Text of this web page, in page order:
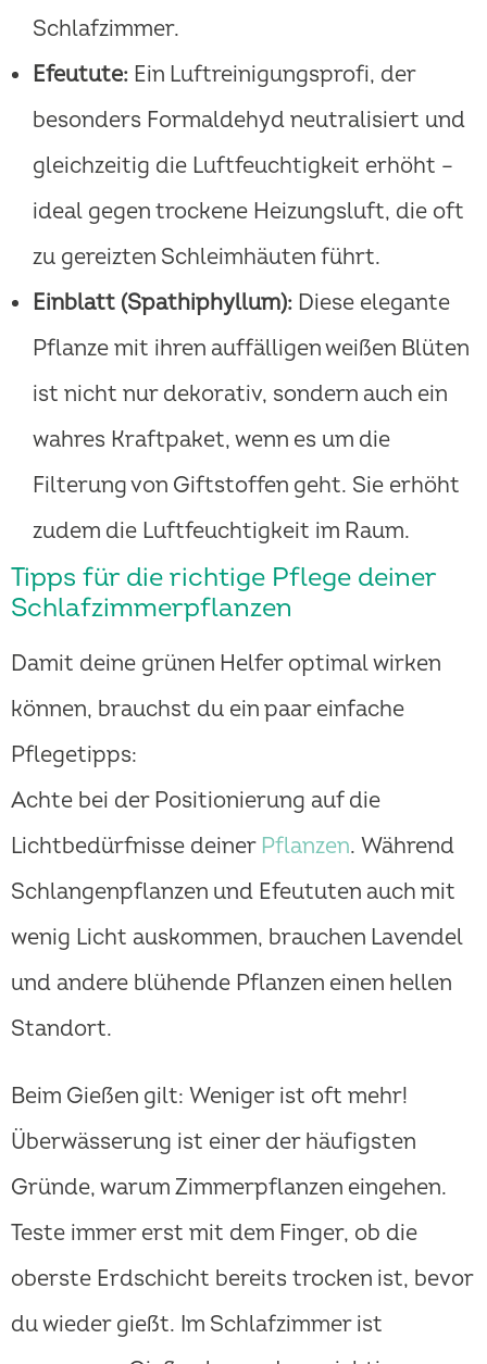
Schlafzimmer.
Efeutute: Ein Luftreinigungsprofi, der
besonders Formaldehyd neutralisiert und
gleichzeitig die Luftfeuchtigkeit erhöht –
ideal gegen trockene Heizungsluft, die oft
zu gereizten Schleimhäuten führt.
Einblatt (Spathiphyllum): Diese elegante
Pflanze mit ihren auffälligen weißen Blüten
ist nicht nur dekorativ, sondern auch ein
wahres Kraftpaket, wenn es um die
Filterung von Giftstoffen geht. Sie erhöht
zudem die Luftfeuchtigkeit im Raum.
Tipps für die richtige Pflege deiner
Schlafzimmerpflanzen
Damit deine grünen Helfer optimal wirken
können, brauchst du ein paar einfache
Pflegetipps:
Achte bei der Positionierung auf die
Lichtbedürfnisse deiner Pflanzen. Während
Schlangenpflanzen und Efeututen auch mit
wenig Licht auskommen, brauchen Lavendel
und andere blühende Pflanzen einen hellen
Standort.
Beim Gießen gilt: Weniger ist oft mehr!
Überwässerung ist einer der häufigsten
Gründe, warum Zimmerpflanzen eingehen.
Teste immer erst mit dem Finger, ob die
oberste Erdschicht bereits trocken ist, bevor
du wieder gießt. Im Schlafzimmer ist